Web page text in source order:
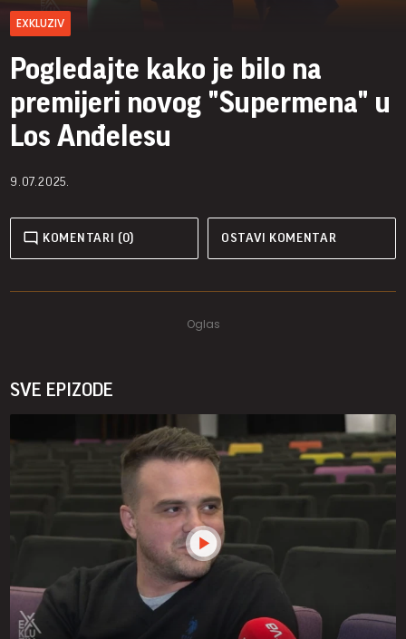
EXKLUZIV
Pogledajte kako je bilo na
premijeri novog "Supermena" u
Los Anđelesu
9.07.2025.
KOMENTARI (0) OSTAVI KOMENTAR
SVE EPIZODE